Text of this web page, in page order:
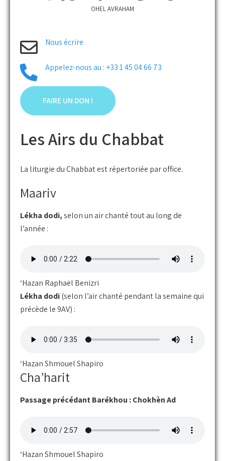
OHEL AVRAHAM
Nous écrire
Appelez-nous au : +33 1 45 04 66 73
FAIRE UN DON !
Les Airs du Chabbat
La liturgie du Chabbat est répertoriée par office.
Maariv
Lékha dodi,selon un air chanté tout au long de
l’année :
‘Hazan Raphaël Benizri
Lékha dodi(selon l’air chanté pendant la semaine qui
précède le 9AV) :
‘Hazan Shmouel Shapiro
Cha’harit
Passage précédant Barékhou : Chokhèn Ad
‘Hazan Shmouel Shapiro